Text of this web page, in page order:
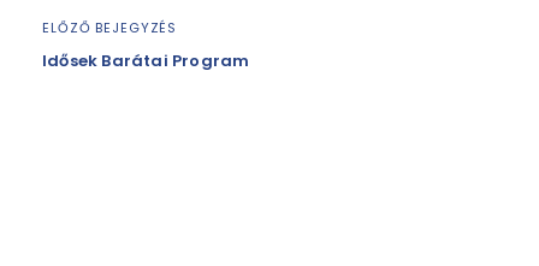
ELŐZŐ BEJEGYZÉS
Idősek Barátai Program